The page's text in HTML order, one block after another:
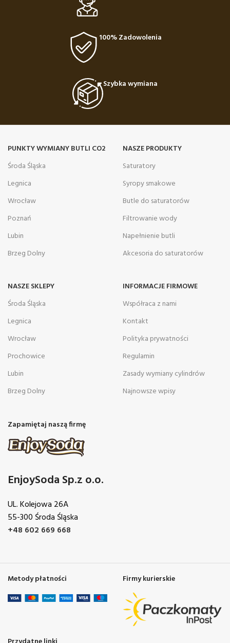
100% Zadowolenia
Szybka wymiana
PUNKTY WYMIANY BUTLI CO2
Środa Śląska
Legnica
Wrocław
Poznań
Lubin
Brzeg Dolny
NASZE PRODUKTY
Saturatory
Syropy smakowe
Butle do saturatorów
Filtrowanie wody
Napełnienie butli
Akcesoria do saturatorów
NASZE SKLEPY
Środa Śląska
Legnica
Wrocław
Prochowice
Lubin
Brzeg Dolny
INFORMACJE FIRMOWE
Współraca z nami
Kontakt
Polityka prywatności
Regulamin
Zasady wymiany cylindrów
Najnowsze wpisy
Zapamiętaj naszą firmę
EnjoySoda Sp.z o.o.
UL. Kolejowa 26A
55-300 Środa Śląska
+48 602 669 668
Metody płatności Firmy kurierskie